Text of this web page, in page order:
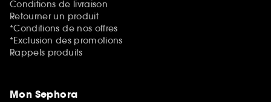
Conditions de livraison
Retourner un produit
*Conditions de nos offres
*Exclusion des promotions
Rappels produits
Mon Sephora